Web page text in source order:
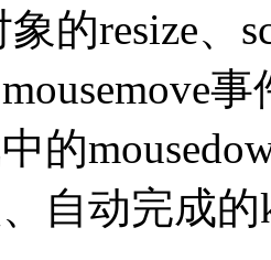
的resize、
事
的
自动完成的